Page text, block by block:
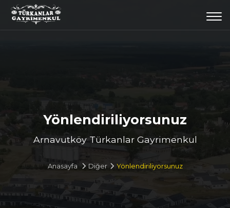
Yönlendiriliyorsunuz
Arnavutköy Türkanlar Gayrimenkul
Anasayfa Diğer Yönlendiriliyorsunuz